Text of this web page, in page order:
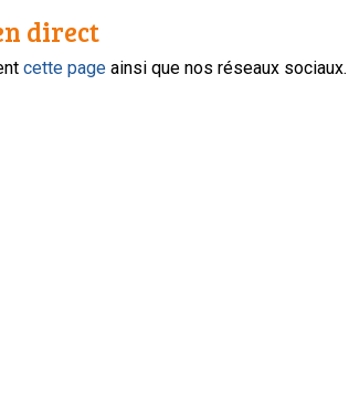
direct
cette page ainsi que nos réseaux